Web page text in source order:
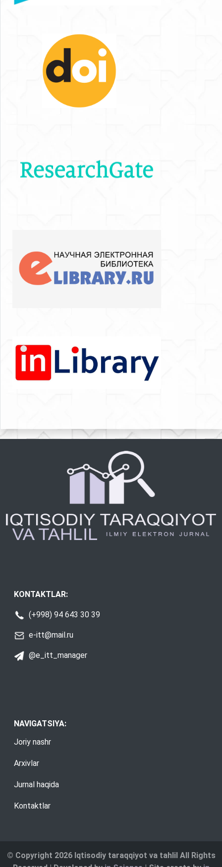
KONTAKTLAR:
(+998) 94 643 30 39
e-itt@mail.ru
@e_itt_manager
NAVIGATSIYA:
Joriy nashr
Arxivlar
Jurnal haqida
Kontaktlar
© Copyright 2026 Iqtisodiy taraqqiyot va tahlil All Rights